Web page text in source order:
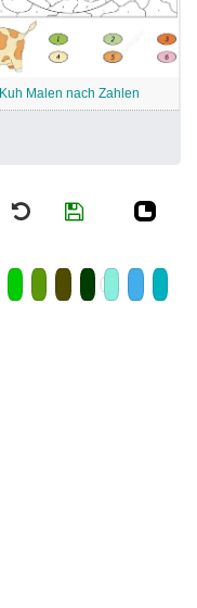
Kuh Malen nach Zahlen